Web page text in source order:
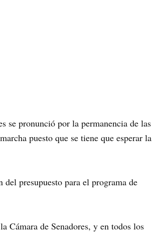
se pronunció por la permanencia de las
puesto que se tiene que esperar la
presupuesto para el programa de
Cámara de Senadores, y en todos los